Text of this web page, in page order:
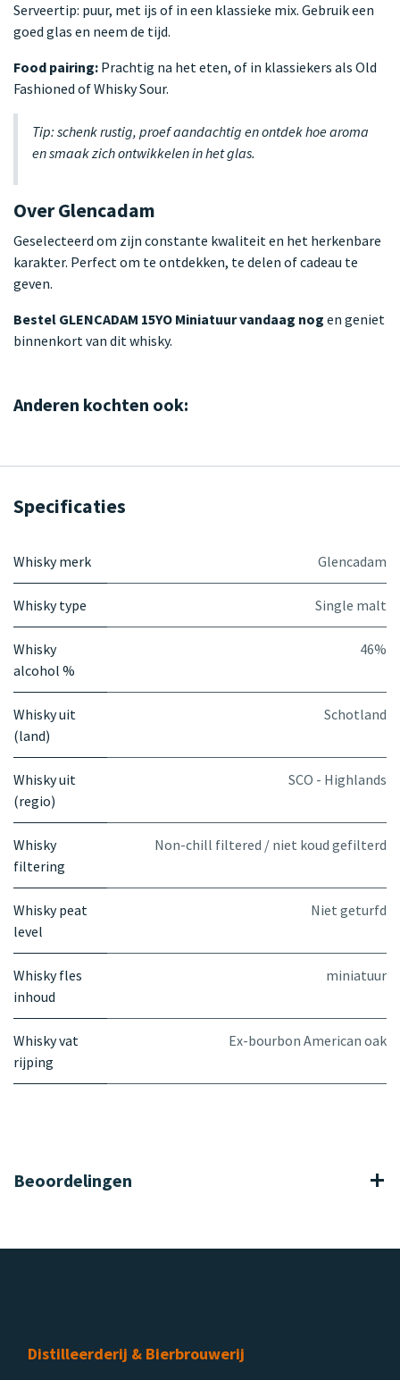
Serveertip: puur, met ijs of in een klassieke mix. Gebruik een
goed glas en neem de tijd.
Food pairing: Prachtig na het eten, of in klassiekers als Old
Fashioned of Whisky Sour.
Tip: schenk rustig, proef aandachtig en ontdek hoe aroma
en smaak zich ontwikkelen in het glas.
Over Glencadam
Geselecteerd om zijn constante kwaliteit en het herkenbare
karakter. Perfect om te ontdekken, te delen of cadeau te
geven.
Bestel GLENCADAM 15YO Miniatuur vandaag nog en geniet
binnenkort van dit whisky.
Anderen kochten ook:
Specificaties
Whisky merk Glencadam
Whisky type Single malt
Whisky
alcohol %
46%
Whisky uit
(land)
Schotland
Whisky uit
(regio)
SCO - Highlands
Whisky
filtering
Non-chill filtered / niet koud gefilterd
Whisky peat
level
Niet geturfd
Whisky fles
inhoud
miniatuur
Whisky vat
rijping
Ex-bourbon American oak
Beoordelingen
Distilleerderij & Bierbrouwerij